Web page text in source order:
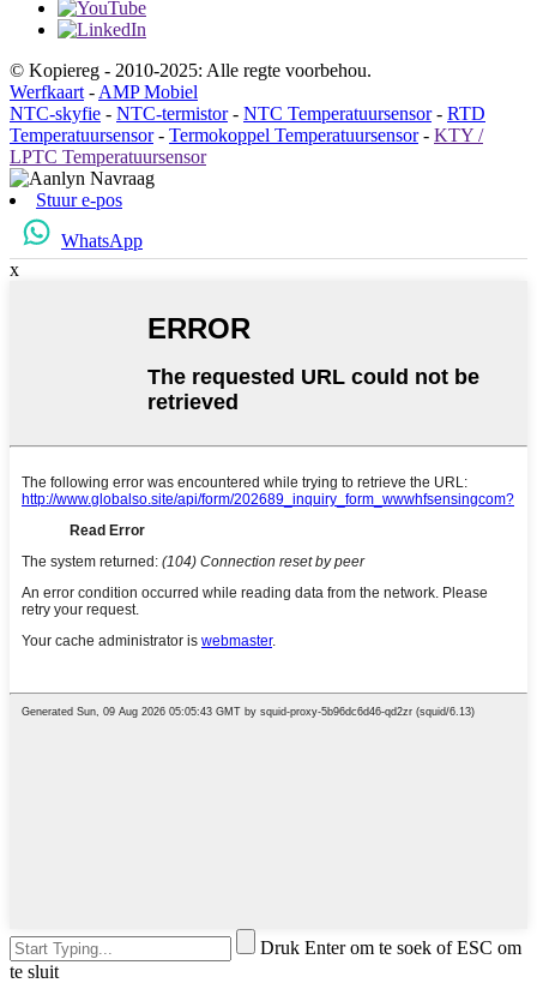
© Kopiereg - 2010-2025: Alle regte voorbehou.
Werfkaart - AMP Mobiel
NTC-skyfie - NTC-termistor- NTC Temperatuursensor- RTD
Temperatuursensor- Termokoppel Temperatuursensor- KTY /
LPTC Temperatuursensor
Stuur e-pos
WhatsApp
x
Druk Enter om te soek of ESC om
te sluit